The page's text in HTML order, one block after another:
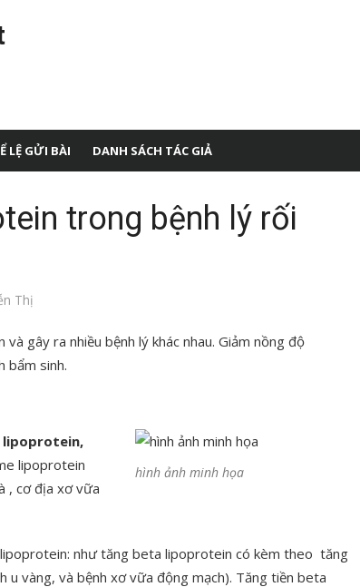
LỆ GỬI BÀI DANH SÁCH TÁC GIẢ
trong bệnh lý rối
Thị
gây ra nhiều bệnh lý khác nhau. Giảm nồng độ
bẩm sinh.
hình ảnh minh họa
lipoprotein,
lipoprotein
, cơ địa xơ vữa
như tăng beta lipoprotein có kèm theo tăng
vàng, và bệnh xơ vữa động mạch). Tăng tiền beta